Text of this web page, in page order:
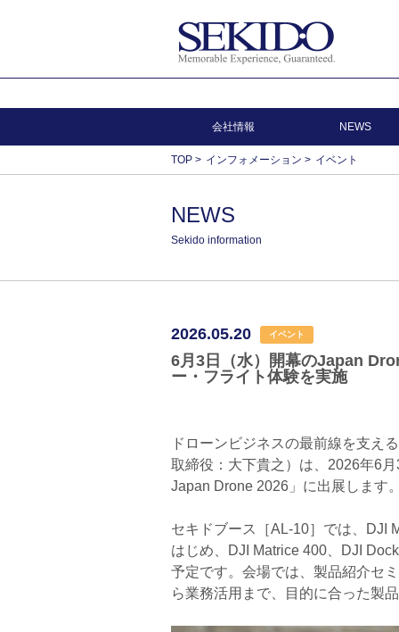
会社情報 NEWS
TOP > インフォメーション > イベント
NEWS
Sekido information
2026.05.20 イベント
6月3日（水）開幕のJapan
ー・フライト体験を実施
ドローンビジネスの最前線を支え
取締役：大下貴之）は、2026年6
Japan Drone 2026」に出展します。
セキドブース［AL-10］では、DJI
はじめ、DJI Matrice 400、DJI
予定です。会場では、製品紹介セ
ら業務活用まで、目的に合った製